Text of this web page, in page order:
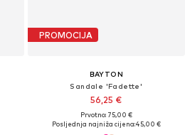
PROMOCIJA
BAYTON
Sandale 'Fadette'
56,25 €
Prvotno: 75,00 €
Posljednja najniža cijena:45,00 €